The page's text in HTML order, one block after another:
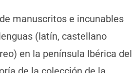
manuscritos e incunables
(latín, castellano
en la península Ibérica del